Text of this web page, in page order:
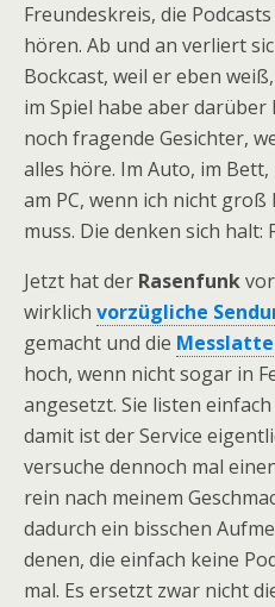
Freundeskreis, die
hören. Ab und an verliert
Bockcast, weil er eben
im Spiel habe aber
noch fragende Gesichter,
alles höre. Im Auto, im
am PC, wenn ich nicht
muss. Die denken sich halt:
Jetzt hat der Rasenfunk
wirklich vorzügliche
gemacht und die
hoch, wenn nicht sogar in
angesetzt. Sie listen
damit ist der Service
versuche dennoch mal
rein nach meinem
dadurch ein bisschen
denen, die einfach keine
mal. Es ersetzt zwar nicht